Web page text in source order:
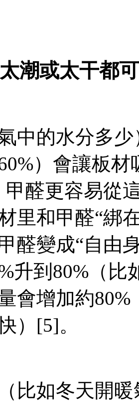
潮或太干都
中的水分多
）會讓板
醛更容易從這些
里和甲醛“綁
醛變成“自由
升到80%（比
會增加約
[5]。
比如冬天開